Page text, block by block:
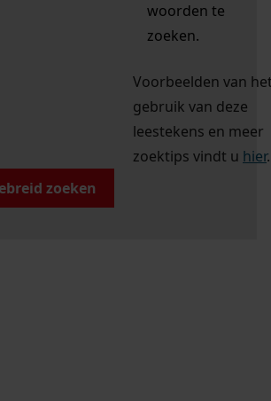
woorden te
zoeken.
Voorbeelden van
gebruik van deze
leestekens en meer
zoektips vindt u hier.
zoeken